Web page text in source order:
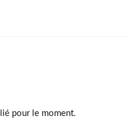
pour le moment.